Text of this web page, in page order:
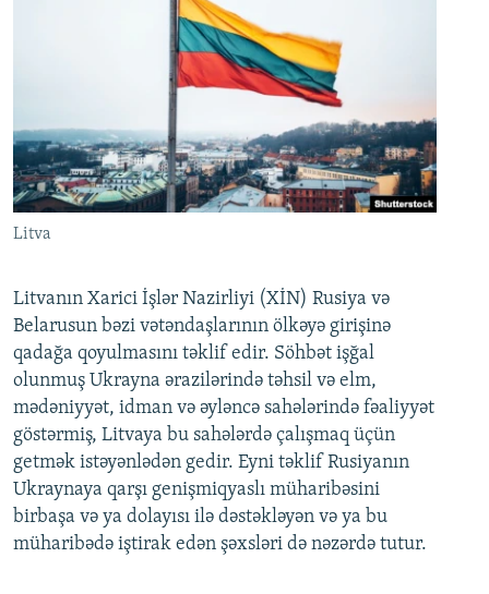
Litva
Litvanın Xarici İşlər Nazirliyi (XİN) Rusiya və
Belarusun bəzi vətəndaşlarının ölkəyə girişinə
qadağa qoyulmasını təklif edir. Söhbət işğal
olunmuş Ukrayna ərazilərində təhsil və elm,
mədəniyyət, idman və əyləncə sahələrində fəaliyyət
göstərmiş, Litvaya bu sahələrdə çalışmaq üçün
getmək istəyənlədən gedir. Eyni təklif Rusiyanın
Ukraynaya qarşı genişmiqyaslı müharibəsini
birbaşa və ya dolayısı ilə dəstəkləyən və ya bu
müharibədə iştirak edən şəxsləri də nəzərdə tutur.